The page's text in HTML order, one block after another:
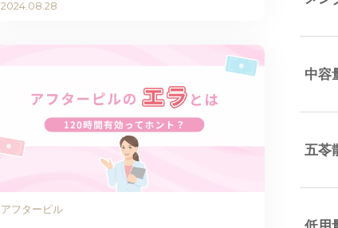
2024.08.28
アフターピル
中容
五苓